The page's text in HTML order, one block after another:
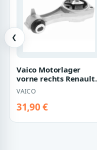
❮
Vaico Motorlager
vorne rechts Renault
Laguna 3
VAICO
31,90 €